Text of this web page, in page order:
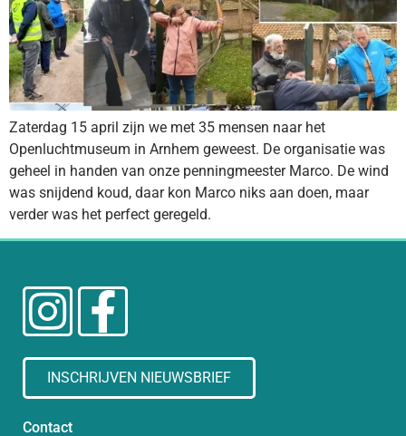
Zaterdag 15 april zijn we met 35 mensen naar het
Openluchtmuseum in Arnhem geweest. De organisatie was
geheel in handen van onze penningmeester Marco. De wind
was snijdend koud, daar kon Marco niks aan doen, maar
verder was het perfect geregeld.
INSCHRIJVEN NIEUWSBRIEF
Contact